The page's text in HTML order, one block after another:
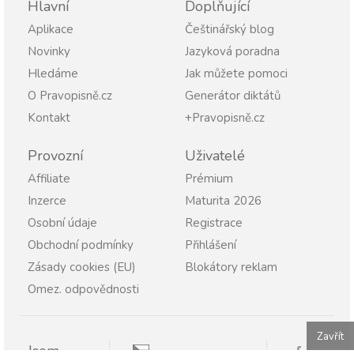
Hlavní
Aplikace
Novinky
Hledáme
O Pravopisně.cz
Kontakt
Doplňující
Češtinářský blog
Jazyková poradna
Jak můžete pomoci
Generátor diktátů
+Pravopisně.cz
Provozní
Affiliate
Inzerce
Osobní údaje
Obchodní podmínky
Zásady cookies (EU)
Omez. odpovědnosti
Uživatelé
Prémium
Maturita 2026
Registrace
Přihlášení
Blokátory reklam
Zavřít